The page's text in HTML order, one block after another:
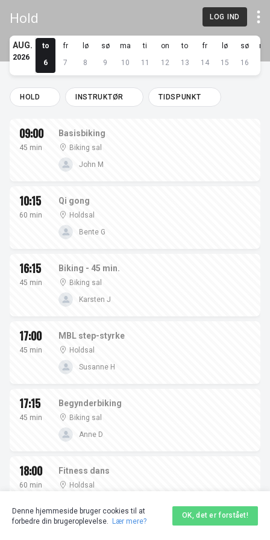
Hold LOG IND
AUG.
2026
to
6
fr
7
lø
8
sø
9
ma
10
ti
11
on
12
to
13
fr
14
lø
15
sø
16
ma
17
HOLD INSTRUKTØR TIDSPUNKT
09:00
45 min
Basisbiking
Biking sal
John M
10:15
60 min
Qi gong
Holdsal
Bente G
16:15
45 min
Biking - 45 min.
Biking sal
Karsten J
17:00
45 min
MBL step-styrke
Holdsal
Susanne H
17:15
45 min
Begynderbiking
Biking sal
Anne D
18:00
60 min
Fitness dans
Holdsal
Denne hjemmeside bruger cookies til at
forbedre din brugeroplevelse.
Lær mere?
OK, det er forstået!